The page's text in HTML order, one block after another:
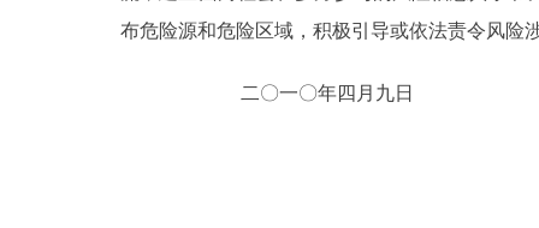
布危险源和危险区域，积极引导或依法责令风险
二〇一〇年四月九日